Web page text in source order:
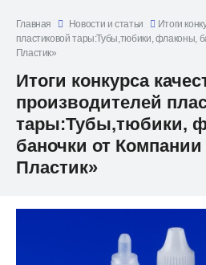
Главная Новости и статьи
Итоги
пластиковой тары:Тубы,тюбики, флаконы,
Пластик»
Итоги конкурса
производителей
тары:Тубы,тюбики,
баночки от
Пластик»